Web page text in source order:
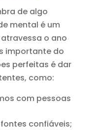
de algo
mental é um
o ano
importante do
perfeitas é dar
como:
com pessoas
confiáveis;